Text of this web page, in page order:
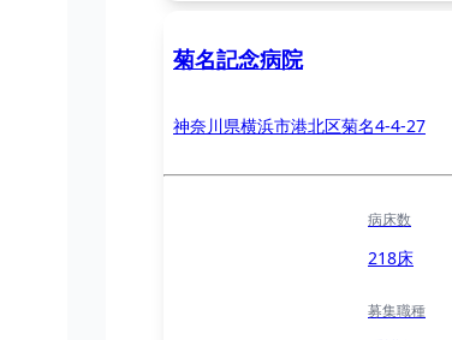
菊名記念病院
神奈川県横浜市港北区菊名4-4-27
病床数
218床
募集職種